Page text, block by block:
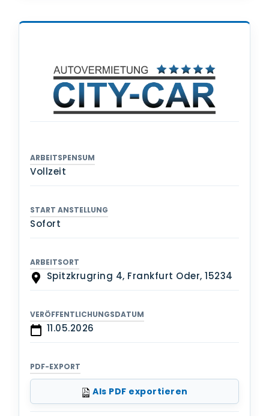
ARBEITSPENSUM
Vollzeit
START ANSTELLUNG
Sofort
ARBEITSORT
Spitzkrugring 4, Frankfurt Oder, 15234
VERÖFFENTLICHUNGSDATUM
11.05.2026
PDF-EXPORT
Als PDF exportieren